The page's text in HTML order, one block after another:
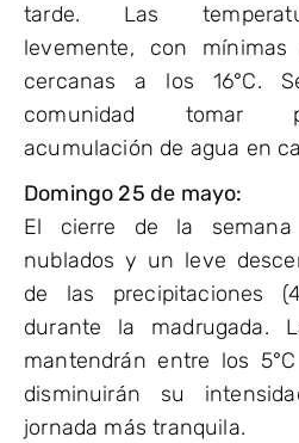
tarde. Las
levemente, con
cercanas a los 16°C.
comunidad tomar
acumulación de agua en
Domingo 25 de mayo:
El cierre de la
nublados y un leve
de las precipitaciones
durante la madrugada.
mantendrán entre los
disminuirán su
jornada más tranquila.